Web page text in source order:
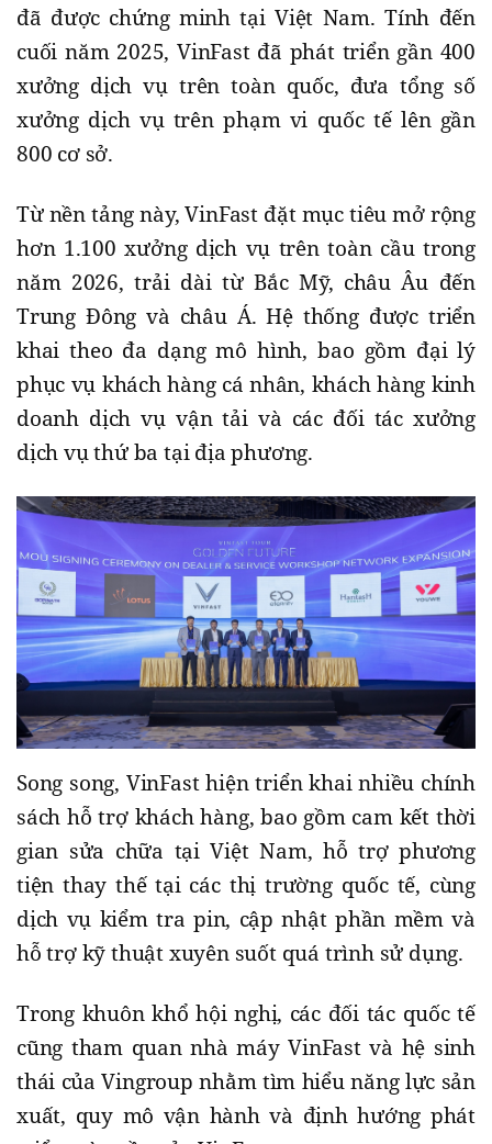
đã được chứng minh tại Việt Nam. Tính đến
cuối năm 2025, VinFast đã phát triển gần 400
xưởng dịch vụ trên toàn quốc, đưa tổng số
xưởng dịch vụ trên phạm vi quốc tế lên gần
800 cơ sở.
Từ nền tảng này, VinFast đặt mục tiêu mở rộng
hơn 1.100 xưởng dịch vụ trên toàn cầu trong
năm 2026, trải dài từ Bắc Mỹ, châu Âu đến
Trung Đông và châu Á. Hệ thống được triển
khai theo đa dạng mô hình, bao gồm đại lý
phục vụ khách hàng cá nhân, khách hàng kinh
doanh dịch vụ vận tải và các đối tác xưởng
dịch vụ thứ ba tại địa phương.
Song song, VinFast hiện triển khai nhiều chính
sách hỗ trợ khách hàng, bao gồm cam kết thời
gian sửa chữa tại Việt Nam, hỗ trợ phương
tiện thay thế tại các thị trường quốc tế, cùng
dịch vụ kiểm tra pin, cập nhật phần mềm và
hỗ trợ kỹ thuật xuyên suốt quá trình sử dụng.
Trong khuôn khổ hội nghị, các đối tác quốc tế
cũng tham quan nhà máy VinFast và hệ sinh
thái của Vingroup nhằm tìm hiểu năng lực sản
xuất, quy mô vận hành và định hướng phát